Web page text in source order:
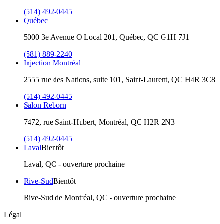
(514) 492-0445
Québec
5000 3e Avenue O Local 201, Québec, QC G1H 7J1
(581) 889-2240
Injection Montréal
2555 rue des Nations, suite 101, Saint-Laurent, QC H4R 3C8
(514) 492-0445
Salon Reborn
7472, rue Saint-Hubert, Montréal, QC H2R 2N3
(514) 492-0445
LavalBientôt
Laval, QC - ouverture prochaine
Rive-SudBientôt
Rive-Sud de Montréal, QC - ouverture prochaine
Légal